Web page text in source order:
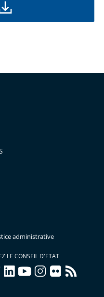
administrative
LE CONSEIL D'ETAT
linkedInyoutubeinstagram
flickr rss